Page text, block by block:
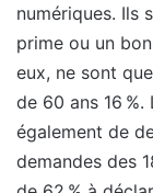
numériques. Ils
prime ou un
eux, ne sont
de 60 ans 16 %.
également de
demandes des